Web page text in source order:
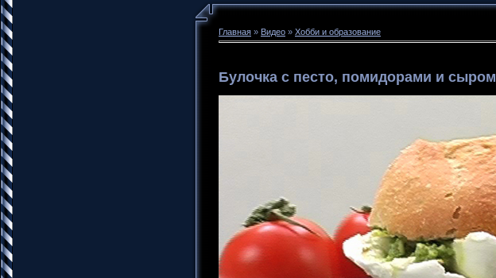
Главная » Видео » Хобби и образование
Булочка с песто, помидорами и сыром